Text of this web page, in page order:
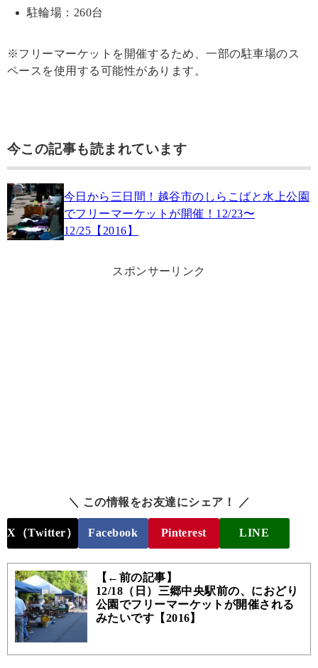
駐輪場：260台
※フリーマーケットを開催するため、一部の駐車場のス
ペースを使用する可能性があります。
今この記事も読まれています
今日から三日間！越谷市のしらこばと水上公園
でフリーマーケットが開催！12/23〜
12/25【2016】
スポンサーリンク
＼ この情報をお友達にシェア！ ／
X（Twitter） Facebook Pinterest LINE
【←前の記事】
12/18（日）三郷中央駅前の、におどり
公園でフリーマーケットが開催される
みたいです【2016】